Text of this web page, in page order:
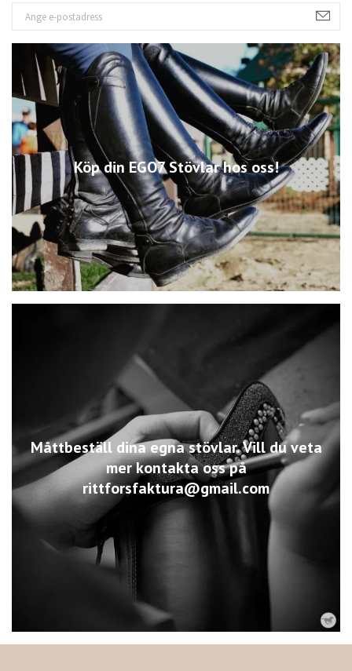
Köp din EGO7 Stövlar hos oss!
Måttbeställ dina egna stövlar. Vill du veta
mer kontakta oss på
rittforsfaktura@gmail.com